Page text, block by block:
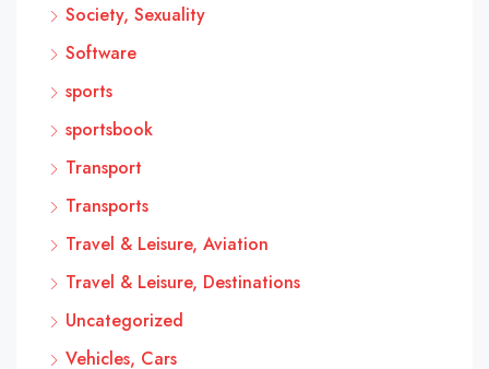
Society, Sexuality
Software
sports
sportsbook
Transport
Transports
Travel & Leisure, Aviation
Travel & Leisure, Destinations
Uncategorized
Vehicles, Cars